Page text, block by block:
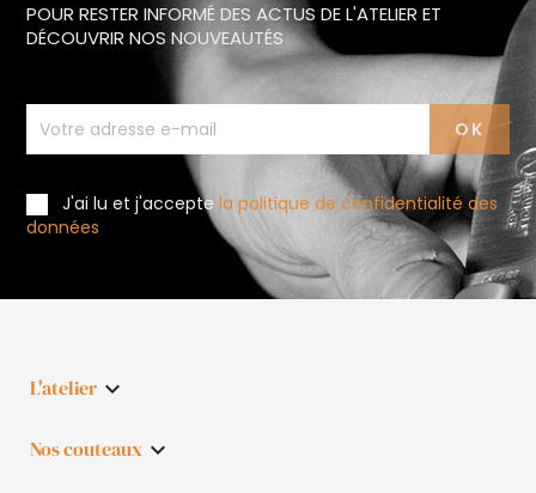
POUR RESTER INFORMÉ DES ACTUS DE L'ATELIER ET
DÉCOUVRIR NOS NOUVEAUTÉS
J'ai lu et j'acceptela politique de confidentialité des
données
L'atelier 
Nos couteaux 